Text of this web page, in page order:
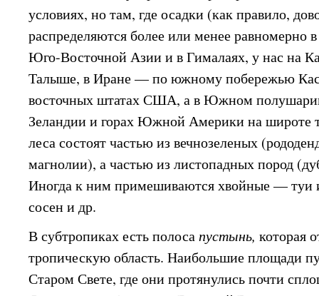
условиях, но там, где осадки (как правило,
распределяются более или менее равномерно в
Юго-Восточной Азии и в Гималаях, у нас на
Талыше, в Иране — по южному побережью
восточных штатах США, а в Южном
Зеландии и горах Южной Америки на широте
леса состоят частью из вечнозеленых
магнолии), а частью из листопадных пород
Иногда к ним примешиваются хвойные — туи
сосен и др.
В субтропиках есть полосапустынь,которая
тропическую область. Наибольшие площади
Старом Свете, где они протянулись почти